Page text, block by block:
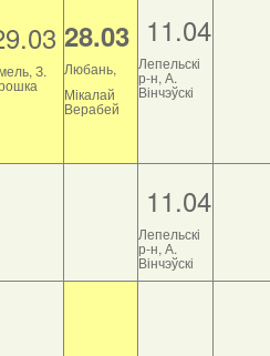
З.
28.03
Любань,
Мікалай
Верабей
11.04
Лепельскі
р-н, А.
Вінчэўскі
11.04
Лепельскі
р-н, А.
Вінчэўскі